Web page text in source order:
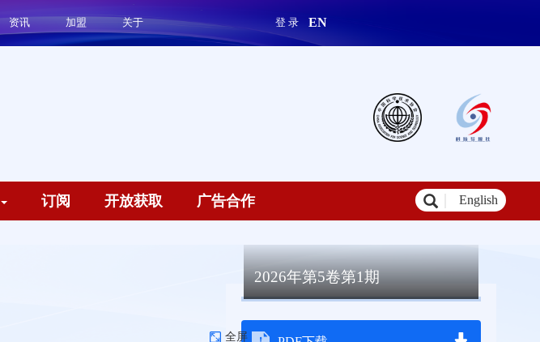
资讯 加盟 关于 登 录 EN
订阅 开放获取 广告合作 English
全屏
2026年第5卷第1期